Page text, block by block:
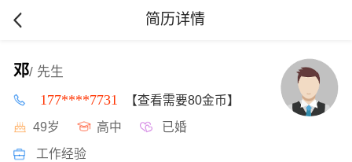
简历详情
邓/ 先生
177****7731 【查看需要80金币】
49岁 高中 已婚
工作经验